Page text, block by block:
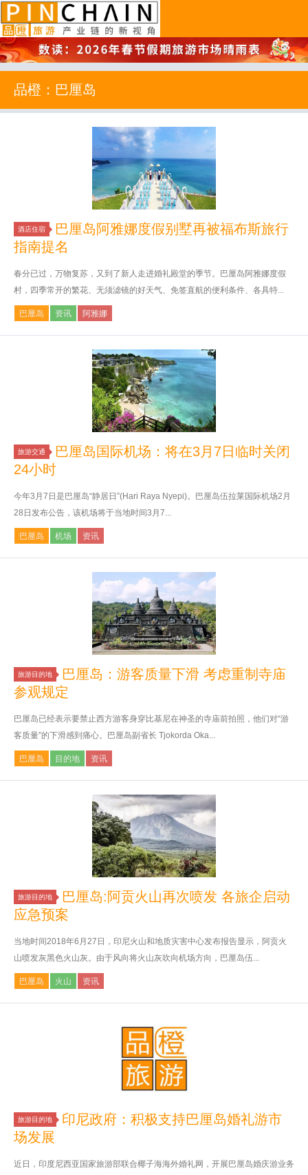
品橙旅游
品橙：巴厘岛
酒店住宿
巴厘岛阿雅娜度假别墅再被福布斯旅行
指南提名
春分已过，万物复苏，又到了新人走进婚礼殿堂的季节。巴厘岛阿雅娜度假
村，四季常开的繁花、无须滤镜的好天气、免签直航的便利条件、各具特...
巴厘岛 资讯 阿雅娜
旅游交通
巴厘岛国际机场：将在3月7日临时关闭
24小时
今年3月7日是巴厘岛“静居日”(Hari Raya Nyepi)。巴厘岛伍拉莱国际机场2月
28日发布公告，该机场将于当地时间3月7...
巴厘岛 机场 资讯
旅游目的地
巴厘岛：游客质量下滑 考虑重制寺庙
参观规定
巴厘岛已经表示要禁止西方游客身穿比基尼在神圣的寺庙前拍照，他们对“游
客质量”的下滑感到痛心。巴厘岛副省长 Tjokorda Oka...
巴厘岛 目的地 资讯
旅游目的地
巴厘岛:阿贡火山再次喷发 各旅企启动
应急预案
当地时间2018年6月27日，印尼火山和地质灾害中心发布报告显示，阿贡火
山喷发灰黑色火山灰。由于风向将火山灰吹向机场方向，巴厘岛伍...
巴厘岛 火山 资讯
旅游目的地
印尼政府：积极支持巴厘岛婚礼游市
场发展
近日，印度尼西亚国家旅游部联合椰子海海外婚礼网，开展巴厘岛婚庆游业务